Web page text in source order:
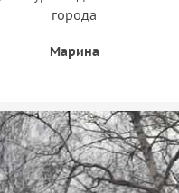
города
Марина